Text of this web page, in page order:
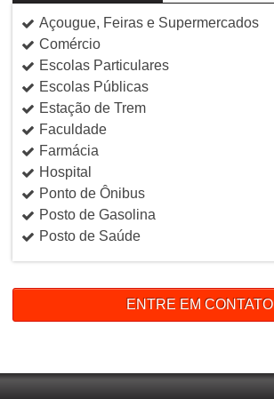
Açougue, Feiras e Supermercados
Comércio
Escolas Particulares
Escolas Públicas
Estação de Trem
Faculdade
Farmácia
Hospital
Ponto de Ônibus
Posto de Gasolina
Posto de Saúde
ENTRE EM CONTATO